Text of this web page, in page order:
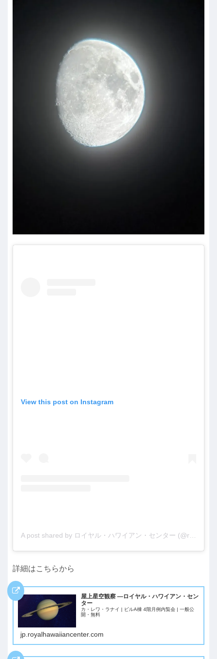
View this post on Instagram
A post shared by ロイヤル・ハワイアン・センター (@royalhwnctrjp)
詳細はこちらから
屋上星空観察 —ロイヤル・ハワイアン・セン
ター
カ・レワ・ラナイ | ビルA棟 4階月例内覧会 | 一般公
開・無料
jp.royalhawaiiancenter.com